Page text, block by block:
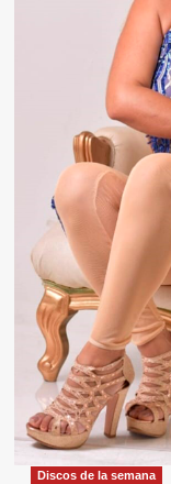
Discos de la semana